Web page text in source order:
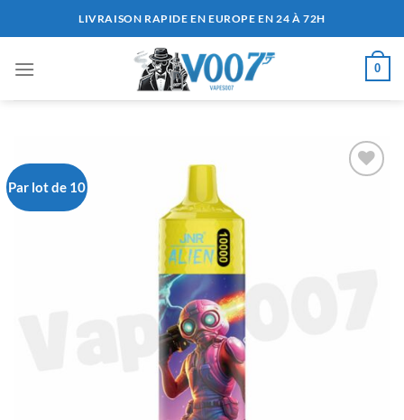
au
LIVRAISON RAPIDE EN EUROPE EN 24 À 72H
0
Par lot de 10